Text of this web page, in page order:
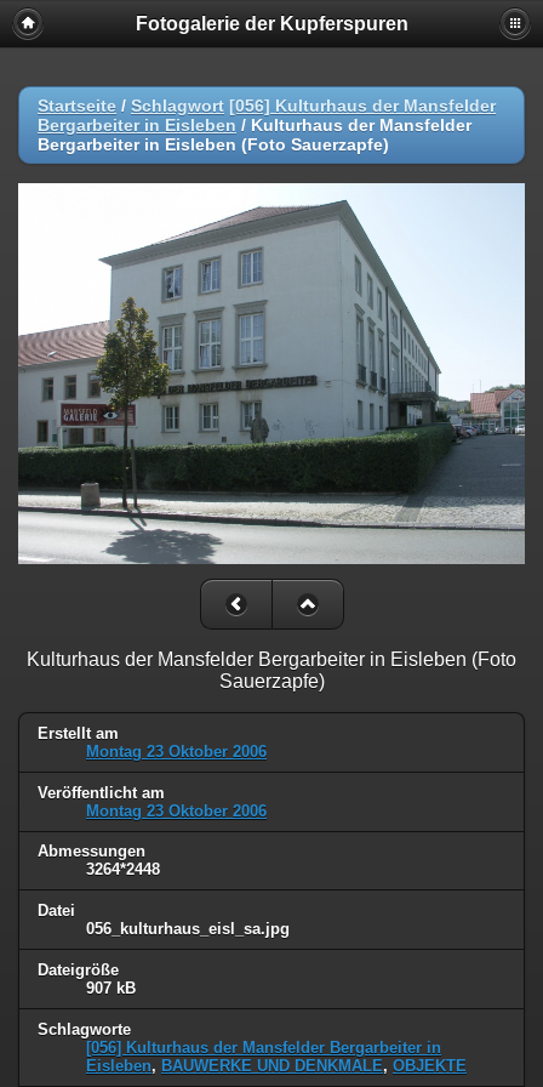
Fotogalerie der Kupferspuren
Startseite / Schlagwort [056] Kulturhaus der Mansfelder
Bergarbeiter in Eisleben / Kulturhaus der Mansfelder
Bergarbeiter in Eisleben (Foto Sauerzapfe)
Kulturhaus der Mansfelder Bergarbeiter in Eisleben (Foto
Sauerzapfe)
Erstellt am
Montag 23 Oktober 2006
Veröffentlicht am
Montag 23 Oktober 2006
Abmessungen
3264*2448
Datei
056_kulturhaus_eisl_sa.jpg
Dateigröße
907 kB
Schlagworte
[056] Kulturhaus der Mansfelder Bergarbeiter in
Eisleben, BAUWERKE UND DENKMALE, OBJEKTE